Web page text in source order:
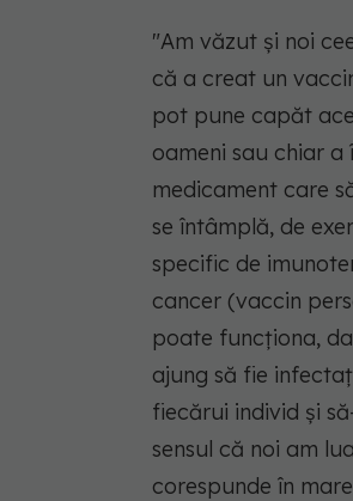
"Am văzut şi noi
că a creat un
pot pune capăt
oameni sau chiar
medicament care
se întâmplă, de
specific de
cancer (vaccin
poate funcţiona,
ajung să fie
fiecărui individ şi
sensul că noi am
corespunde în